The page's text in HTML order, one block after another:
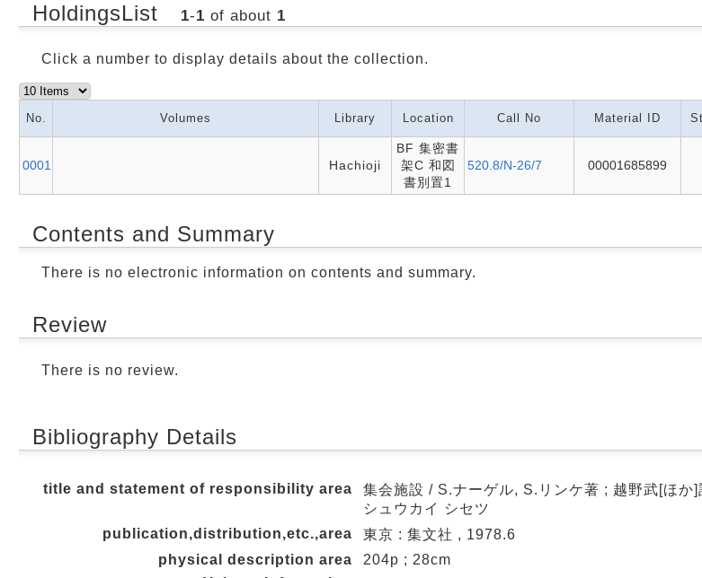
HoldingsList 1-1 of about 1
Click a number to display details about the collection.
No. Volumes Library Location Call No Material ID
0001 Hachioji
BF 集密書
架C 和図
書別置1
520.8/N-26/7 00001685899
Contents and Summary
There is no electronic information on contents and summary.
Review
There is no review.
Bibliography Details
title and statement of responsibility area
集会施設 / S.ナーゲル, S.リンケ著 ; 越野武[ほか]
シュウカイ シセツ
publication,distribution,etc.,area
東京 : 集文社 , 1978.6
physical description area
204p ; 28cm